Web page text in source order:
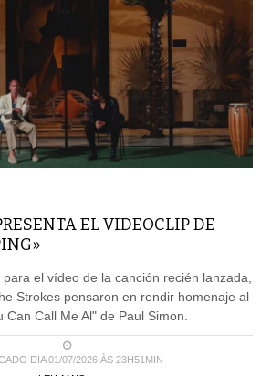
EL VIDEOCLIP DE
el vídeo de la canción recién lanzada,
Strokes pensaron en rendir homenaje al
Can Call Me Al" de Paul Simon.
DIA 01/07/2026 ÀS 23H51MIN